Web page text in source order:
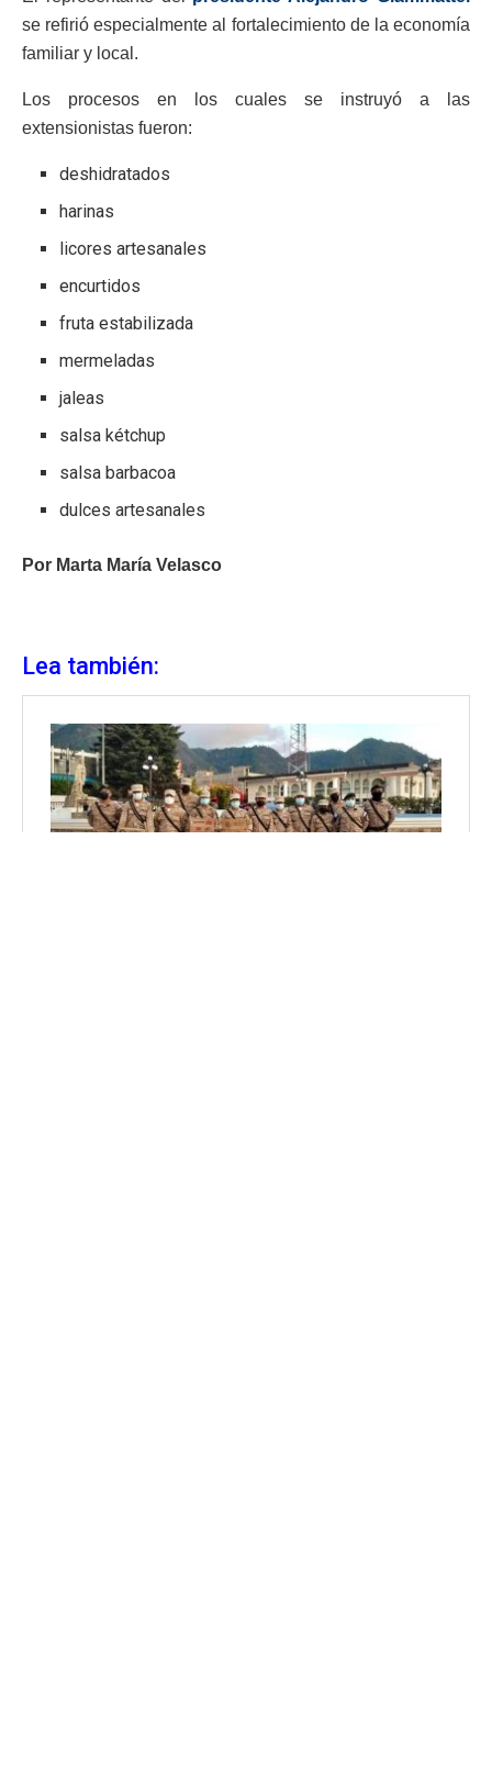
se refirió especialmente al fortalecimiento de la economía
familiar y local.
Los procesos en los cuales se instruyó a las
extensionistas fueron:
deshidratados
harinas
licores artesanales
encurtidos
fruta estabilizada
mermeladas
jaleas
salsa kétchup
salsa barbacoa
dulces artesanales
Por Marta María Velasco
Lea también: